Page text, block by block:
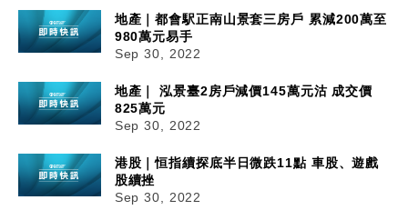
地產｜都會駅正南山景套三房戶 累減200萬至
980萬元易手
Sep 30, 2022
地產｜ 泓景臺2房戶減價145萬元沽 成交價
825萬元
Sep 30, 2022
港股｜恒指續探底半日微跌11點 車股、遊戲
股續挫
Sep 30, 2022